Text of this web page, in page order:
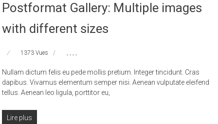
Postformat Gallery: Multiple images
with different sizes
1373 Vues , , , ,
Nullam dictum felis eu pede mollis pretium. Integer tincidunt. Cras
dapibus. Vivamus elementum semper nisi. Aenean vulputate eleifend
tellus. Aenean leo ligula, porttitor eu,
Lire plus